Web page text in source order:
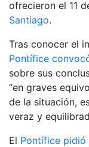
ofrecieron el 11
Santiago.
Tras conocer el
Pontífice
sobre sus
“en graves
de la situación,
veraz y
El Pontífice